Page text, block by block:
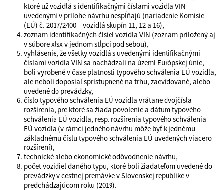
ktoré už vozidlá s identifikačnými číslami vozidla VIN
uvedenými v prílohe návrhu nespĺňajú (nariadenie Komisie
(EÚ) č. 2017/2400 – vozidlá skupín 11, 12 a 16),
zoznam identifikačných čísiel vozidla VIN (zoznam priložený aj
v súbore xlsx v jednom stĺpci pod sebou),
vyhlásenie, že všetky vozidlá s uvedenými identifikačnými
číslami vozidla VIN sa nachádzali na území Európskej únie,
boli vyrobené v čase platnosti typového schválenia EÚ vozidla,
ale neboli doposiaľ sprístupnené na trhu, zaevidované, alebo
uvedené do prevádzky,
číslo typového schválenia EÚ vozidla vrátane dvojčísla
rozšírenia, pre ktoré sa žiada povolenie a dátum typového
schválenia EÚ vozidla, resp. rozšírenia typového schválenia
EÚ vozidla (v rámci jedného návrhu môže byť k jednému
základnému číslu typového schválenia EÚ uvedených viacero
rozšírení),
technické alebo ekonomické odôvodnenie návrhu,
počet vozidiel daného typu, ktoré boli žiadateľom uvedené do
prevádzky v cestnej premávke v Slovenskej republike v
predchádzajúcom roku (2019).